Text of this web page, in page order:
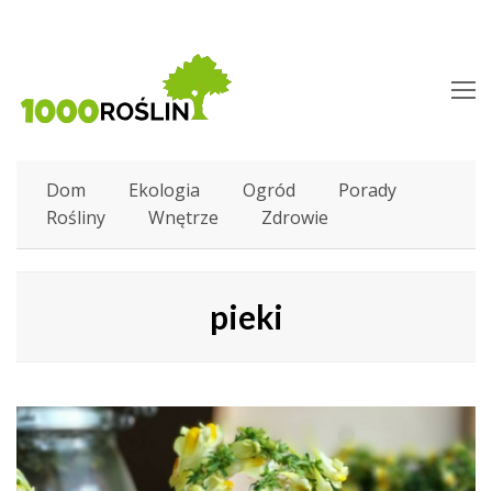
Dom Ekologia Ogród
Porady
Rośliny
Wnętrze Zdrowie
pieki